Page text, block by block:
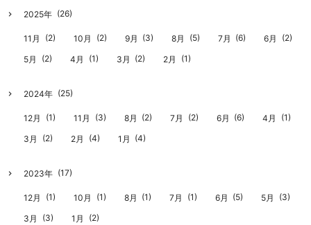
2025年 (26)
11月 (2) 10月 (2) 9月 (3) 8月 (5) 7月 (6) 6月 (2)
5月 (2) 4月 (1) 3月 (2) 2月 (1)
2024年 (25)
12月 (1) 11月 (3) 8月 (2) 7月 (2) 6月 (6) 4月 (1)
3月 (2) 2月 (4) 1月 (4)
2023年 (17)
12月 (1) 10月 (1) 8月 (1) 7月 (1) 6月 (5) 5月 (3)
3月 (3) 1月 (2)